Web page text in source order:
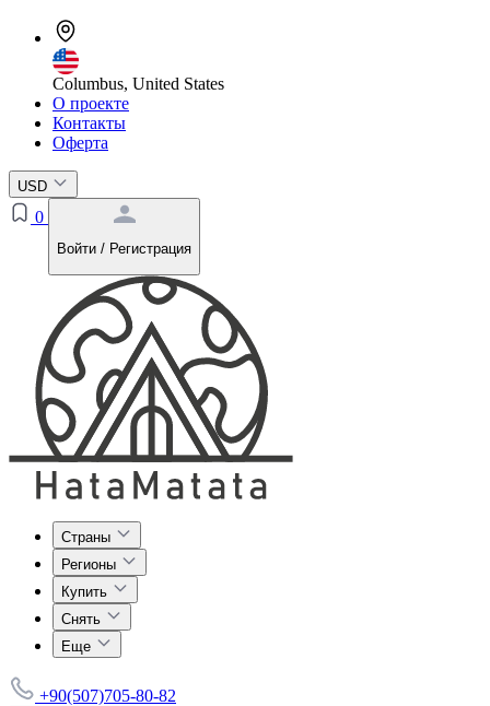
Columbus, United States
О проекте
Контакты
Оферта
USD
0
Войти / Регистрация
Страны
Регионы
Купить
Снять
Еще
+90(507)705-80-82